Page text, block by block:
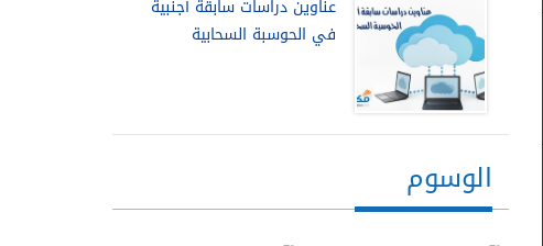
عناوين دراسات سابقة أجنبية
في الحوسبة السحابية
الوسوم